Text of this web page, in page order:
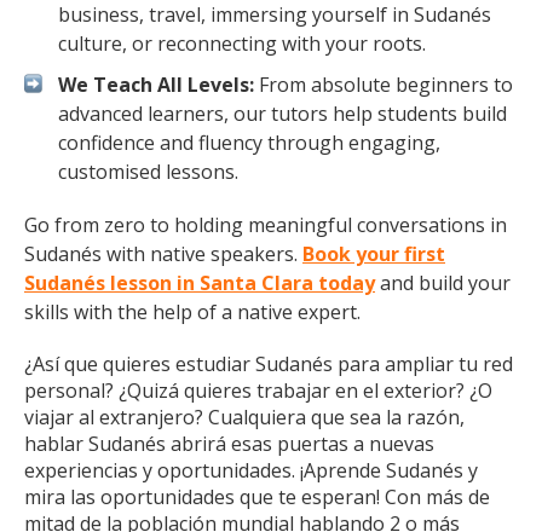
business, travel, immersing yourself in Sudanés
culture, or reconnecting with your roots.
We Teach All Levels: From absolute beginners to
advanced learners, our tutors help students build
confidence and fluency through engaging,
customised lessons.
Go from zero to holding meaningful conversations in
Sudanés with native speakers. Book your first
Sudanés lesson in Santa Clara todayand build your
skills with the help of a native expert.
¿Así que quieres estudiar Sudanés para ampliar tu red
personal? ¿Quizá quieres trabajar en el exterior? ¿O
viajar al extranjero? Cualquiera que sea la razón,
hablar Sudanés abrirá esas puertas a nuevas
experiencias y oportunidades. ¡Aprende Sudanés y
mira las oportunidades que te esperan! Con más de
mitad de la población mundial hablando 2 o más